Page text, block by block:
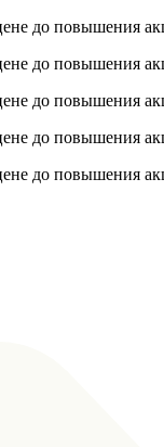
до повышения
до повышения
до повышения
до повышения
до повышения